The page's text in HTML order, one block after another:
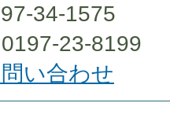
34-1575
23-8199
い合わせ